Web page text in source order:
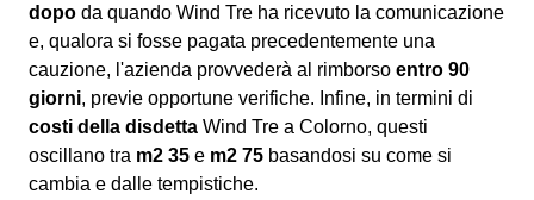
dopo da quando Wind Tre ha ricevuto la comunicazione
e, qualora si fosse pagata precedentemente una
cauzione, l'azienda provvederà al rimborso entro 90
giorni, previe opportune verifiche. Infine, in termini di
costi della disdetta Wind Tre a Colorno, questi
oscillano tra m2 35 e m2 75 basandosi su come si
cambia e dalle tempistiche.